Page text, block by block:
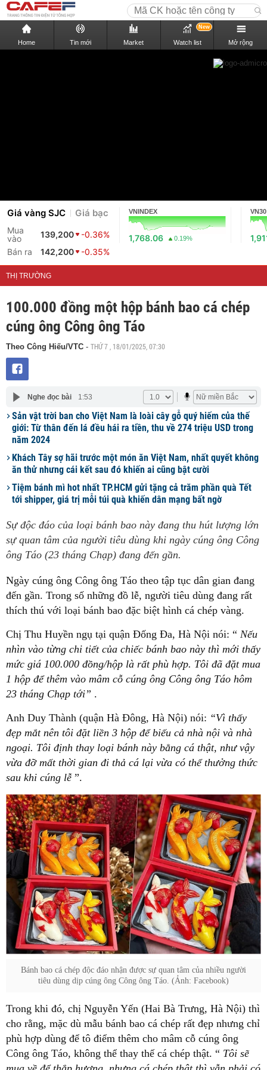
Home Tin mới Market Watch list
New
Mở rộng
Giá vàng SJC Giá bạc
Mua
vào
139,200
-0.36%
Bán ra
142,200 -0.35%
VNINDEX
1,768.06 0.19%
VN30
THỊ TRƯỜNG
100.000 đồng một hộp bánh bao cá chép
cúng ông Công ông Táo
Theo Công Hiếu/VTC - THỨ 7 , 18/01/2025, 07:30
Nghe đọc bài 1:53
Sản vật trời ban cho Việt Nam là loài cây gỗ quý hiếm của thế
giới: Từ thân đến lá đều hái ra tiền, thu về 274 triệu USD trong
năm 2024
Khách Tây sợ hãi trước một món ăn Việt Nam, nhất quyết không
ăn thử nhưng cái kết sau đó khiến ai cũng bật cười
Tiệm bánh mì hot nhất TP.HCM gửi tặng cả trăm phần quà Tết
tới shipper, giá trị mỗi túi quà khiến dân mạng bất ngờ
Sự độc đáo của loại bánh bao này đang thu hút lượng lớn
sự quan tâm của người tiêu dùng khi ngày cúng ông Công
ông Táo (23 tháng Chạp) đang đến gần.
Ngày cúng ông Công ông Táo theo tập tục dân gian đang
đến gần. Trong số những đồ lễ, người tiêu dùng đang rất
thích thú với loại bánh bao đặc biệt hình cá chép vàng.
Chị Thu Huyền ngụ tại quận Đống Đa, Hà Nội nói: “ Nếu
nhìn vào từng chi tiết của chiếc bánh bao này thì mới thấy
mức giá 100.000 đồng/hộp là rất phù hợp. Tôi đã đặt mua
1 hộp để thêm vào mâm cỗ cúng ông Công ông Táo hôm
23 tháng Chạp tới” .
Anh Duy Thành (quận Hà Đông, Hà Nội) nói: “Vì thấy
đẹp mắt nên tôi đặt liền 3 hộp để biếu cả nhà nội và nhà
ngoại. Tôi định thay loại bánh này bằng cá thật, như vậy
vừa đỡ mất thời gian đi thả cá lại vừa có thể thưởng thức
sau khi cúng lễ ”.
Bánh bao cá chép độc đáo nhận được sự quan tâm của nhiều người
tiêu dùng dịp cúng ông Công ông Táo. (Ảnh: Facebook)
Trong khi đó, chị Nguyễn Yến (Hai Bà Trưng, Hà Nội) thì
cho rằng, mặc dù mẫu bánh bao cá chép rất đẹp nhưng chỉ
phù hợp dùng để tô điểm thêm cho mâm cỗ cúng ông
Công ông Táo, không thể thay thế cá chép thật. “ Tôi sẽ